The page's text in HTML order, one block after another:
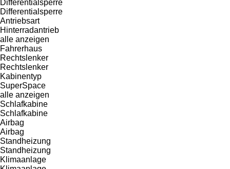
Differentialsperre
Differentialsperre
Antriebsart
Hinterradantrieb
alle anzeigen
Fahrerhaus
Rechtslenker
Rechtslenker
Kabinentyp
SuperSpace
alle anzeigen
Schlafkabine
Schlafkabine
Airbag
Airbag
Standheizung
Standheizung
Klimaanlage